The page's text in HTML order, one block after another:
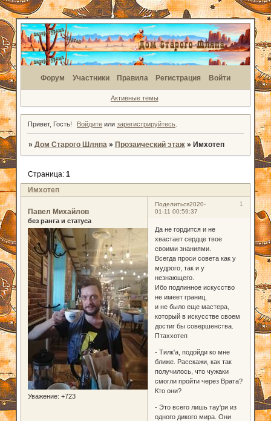
Форум Участники Правила Регистрация Войти
Активные темы
Привет, Гость! Войдите илизарегистрируйтесь
» Дом Старого Шляпа » Прозаический этаж » Имхотеп
Имхотеп
Страница: 1
Поделиться 1
2020-
01-11 00:59:37
Павел Михайлов
без ранга и статуса
Уважение: +723
Да не гордится и не
хвастает сердце твое
своими знаниями.
Всегда проси совета как у
мудрого, так и у
незнающего.
Ибо подлинное искусство
не имеет границ,
и не было еще мастера,
который в искусстве своем
достиг бы совершенства.
Птаххотеп
- Тилк'а, подойди ко мне
ближе. Расскажи, как так
получилось, что чужаки
смогли пройти через Врата?
Кто они?
- Это всего лишь тау'ри из
одного дикого мира. Они